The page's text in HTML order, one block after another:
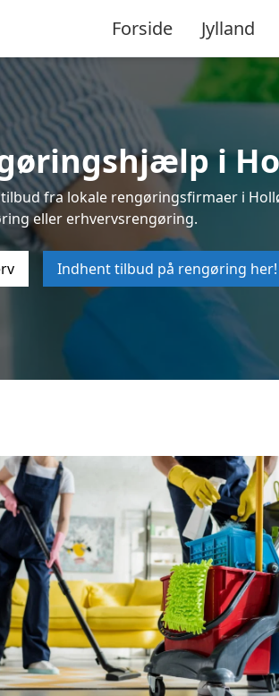
Forside Jylland
i
fra lokale rengøringsfirmaer i
eller erhvervsrengøring.
Indhent tilbud på rengøring her!